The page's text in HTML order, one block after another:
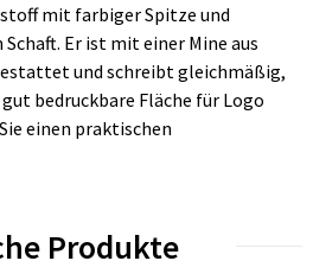
mit farbiger Spitze und
Er ist mit einer Mine aus
und schreibt gleichmäßig,
bedruckbare Fläche für Logo
einen praktischen
Produkte